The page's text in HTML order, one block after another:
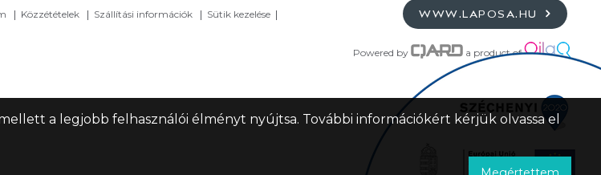
Közzétételek Szállítási információk Sütik kezelése WWW.LAPOSA.HU
Powered by a product of
a legjobb felhasználói élményt nyújtsa. További információkért kérjük olvassa el